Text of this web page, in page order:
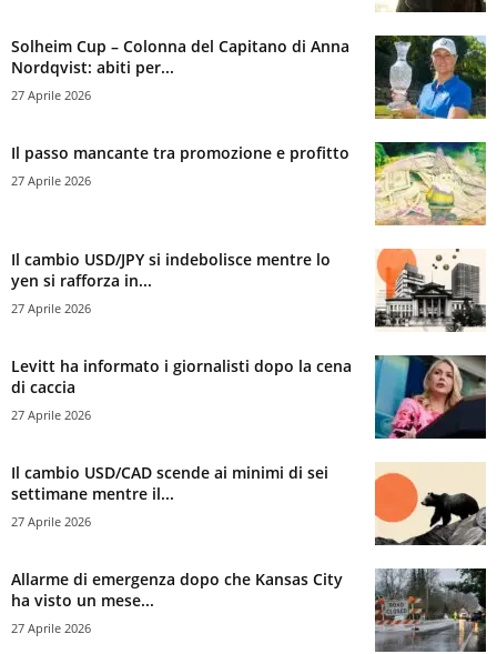
Solheim Cup – Colonna del Capitano di Anna
Nordqvist: abiti per...
27 Aprile 2026
Il passo mancante tra promozione e profitto
27 Aprile 2026
Il cambio USD/JPY si indebolisce mentre lo
yen si rafforza in...
27 Aprile 2026
Levitt ha informato i giornalisti dopo la cena
di caccia
27 Aprile 2026
Il cambio USD/CAD scende ai minimi di sei
settimane mentre il...
27 Aprile 2026
Allarme di emergenza dopo che Kansas City
ha visto un mese...
27 Aprile 2026